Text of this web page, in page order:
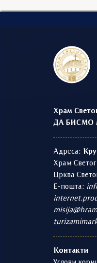
Храм
ДА БИСМО
Адреса:
Храм
Црква
Е-пошта:
Контакти